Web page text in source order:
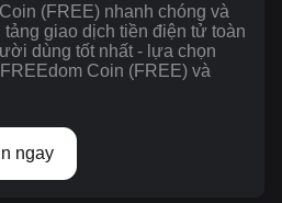
(FREE) nhanh chóng và
giao dịch tiền điện tử toàn
dùng tốt nhất - lựa chọn
Coin (FREE) và
ngay